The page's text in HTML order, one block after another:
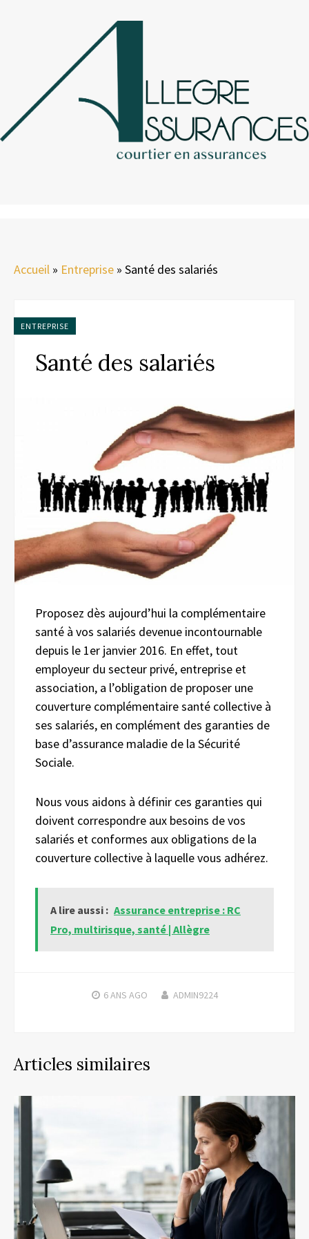
Accueil » Entreprise » Santé des salariés
ENTREPRISE
Santé des salariés
Proposez dès aujourd’hui la complémentaire
santé à vos salariés devenue incontournable
depuis le 1er janvier 2016. En effet, tout
employeur du secteur privé, entreprise et
association, a l’obligation de proposer une
couverture complémentaire santé collective à
ses salariés, en complément des garanties de
base d’assurance maladie de la Sécurité
Sociale.
Nous vous aidons à définir ces garanties qui
doivent correspondre aux besoins de vos
salariés et conformes aux obligations de la
couverture collective à laquelle vous adhérez.
A lire aussi : Assurance entreprise : RC
Pro, multirisque, santé | Allègre
6 ANS AGO ADMIN9224
Articles similaires